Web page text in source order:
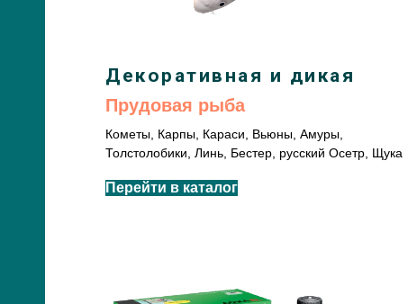
Декоративная и дикая
Прудовая рыба
Кометы, Карпы, Караси, Вьюны, Амуры,
Толстолобики, Линь, Бестер, русский Осетр, Щука
Перейти в каталог